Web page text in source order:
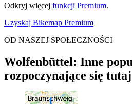
Odkryj więcej funkcji Premium.
Uzyskaj Bikemap Premium
OD NASZEJ SPOŁECZNOŚCI
Wolfenbüttel: Inne
rozpoczynające się tutaj